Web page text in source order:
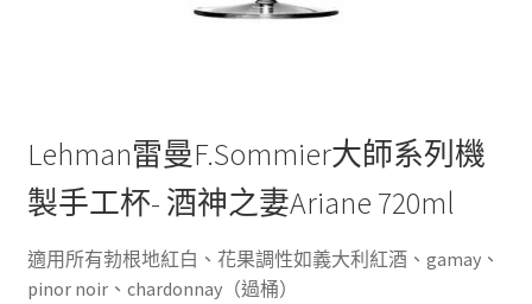
Lehman雷曼F.Sommier大師系列機
製手工杯- 酒神之妻Ariane 720ml
適用所有勃根地紅白、花果調性如義大利紅酒、gamay、
pinor noir、chardonnay（過桶）